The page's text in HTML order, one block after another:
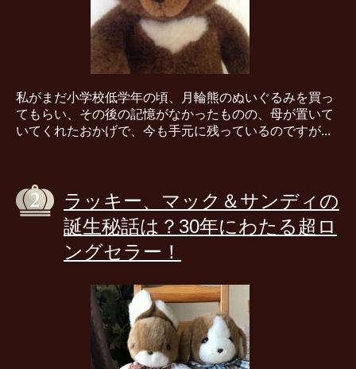
私がまだ小学校低学年の頃、月輪熊のぬいぐるみを買っ
てもらい、その後の記憶がなかったものの、母が置いて
いてくれたおかげで、今も手元に残っているのですが...
ラッキー、マック＆サンディの
誕生秘話は？30年にわたる超ロ
ングセラー！